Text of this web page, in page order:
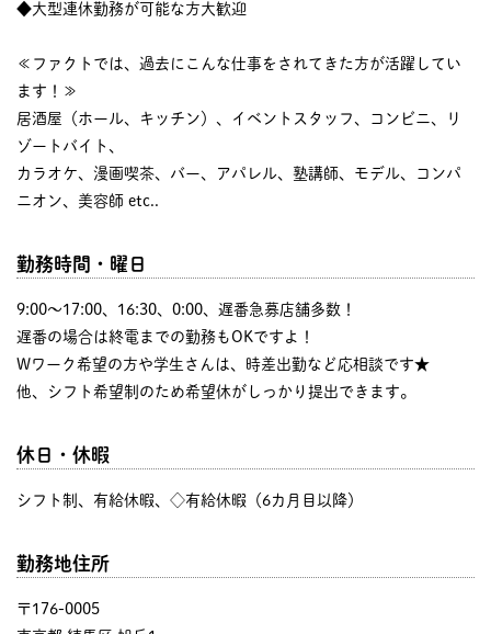
◆大型連休勤務が可能な方大歓迎
≪ファクトでは、過去にこんな仕事をされてきた方が活躍してい
ます！≫
居酒屋（ホール、キッチン）、イベントスタッフ、コンビニ、リ
ゾートバイト、
カラオケ、漫画喫茶、バー、アパレル、塾講師、モデル、コンパ
ニオン、美容師 etc..
勤務時間・曜日
9:00〜17:00、16:30、0:00、遅番急募店舗多数！
遅番の場合は終電までの勤務もOKですよ！
Wワーク希望の方や学生さんは、時差出勤など応相談です★
他、シフト希望制のため希望休がしっかり提出できます。
休日・休暇
シフト制、有給休暇、◇有給休暇（6カ月目以降）
勤務地住所
〒176-0005